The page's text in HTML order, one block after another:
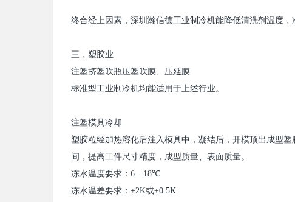
终合经上因素， 深圳瀚信德工业制冷机能降低清洗剂温度
三，塑胶业
注塑挤塑吹瓶压塑吹膜、压延膜
标准型工业制冷机均能适用于上述行业。
注塑模具冷却
塑胶粒经加热溶化后注入模具中，凝结后，开模顶出成型
间，提高工件尺寸精度，成型质量、表面质量。
冻水温度要求： 6 18℃
冻水温差要求：±2K或±0.5K